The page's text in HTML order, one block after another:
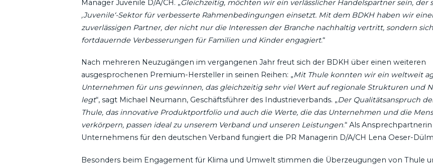
Manager Juvenile D/A/CH. „Gleichzeitig, möchten wir ein verlässlicher Handelspartner sein, der
‚Juvenile‘-Sektor für verbesserte Rahmenbedingungen einsetzt. Mit dem BDKH haben wir
zuverlässigen Partner, der nicht nur die Interessen der Branche nachhaltig vertritt, sondern
fortdauernde Verbesserungen für Familien und Kinder engagiert.“
Nach mehreren Neuzugängen im vergangenen Jahr freut sich der BDKH über einen weiteren
ausgesprochenen Premium-Hersteller in seinen Reihen: „Mit Thule konnten wir ein weltweit
Unternehmen für uns gewinnen, das gleichzeitig sehr viel Wert auf regionale Strukturen und
legt“, sagt Michael Neumann, Geschäftsführer des Industrieverbands. „Der Qualitätsanspruch
Thule, das innovative Produktportfolio und auch die Werte, die das Unternehmen und die
verkörpern, passen ideal zu unserem Verband und unseren Leistungen.“ Als
Unternehmens für den deutschen Verband fungiert die PR Managerin D/A/CH Lena Oeser-
Besonders beim Engagement für Klima und Umwelt stimmen die Überzeugungen von Thule